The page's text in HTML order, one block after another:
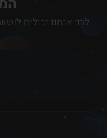
לבד אנחנו יכולים